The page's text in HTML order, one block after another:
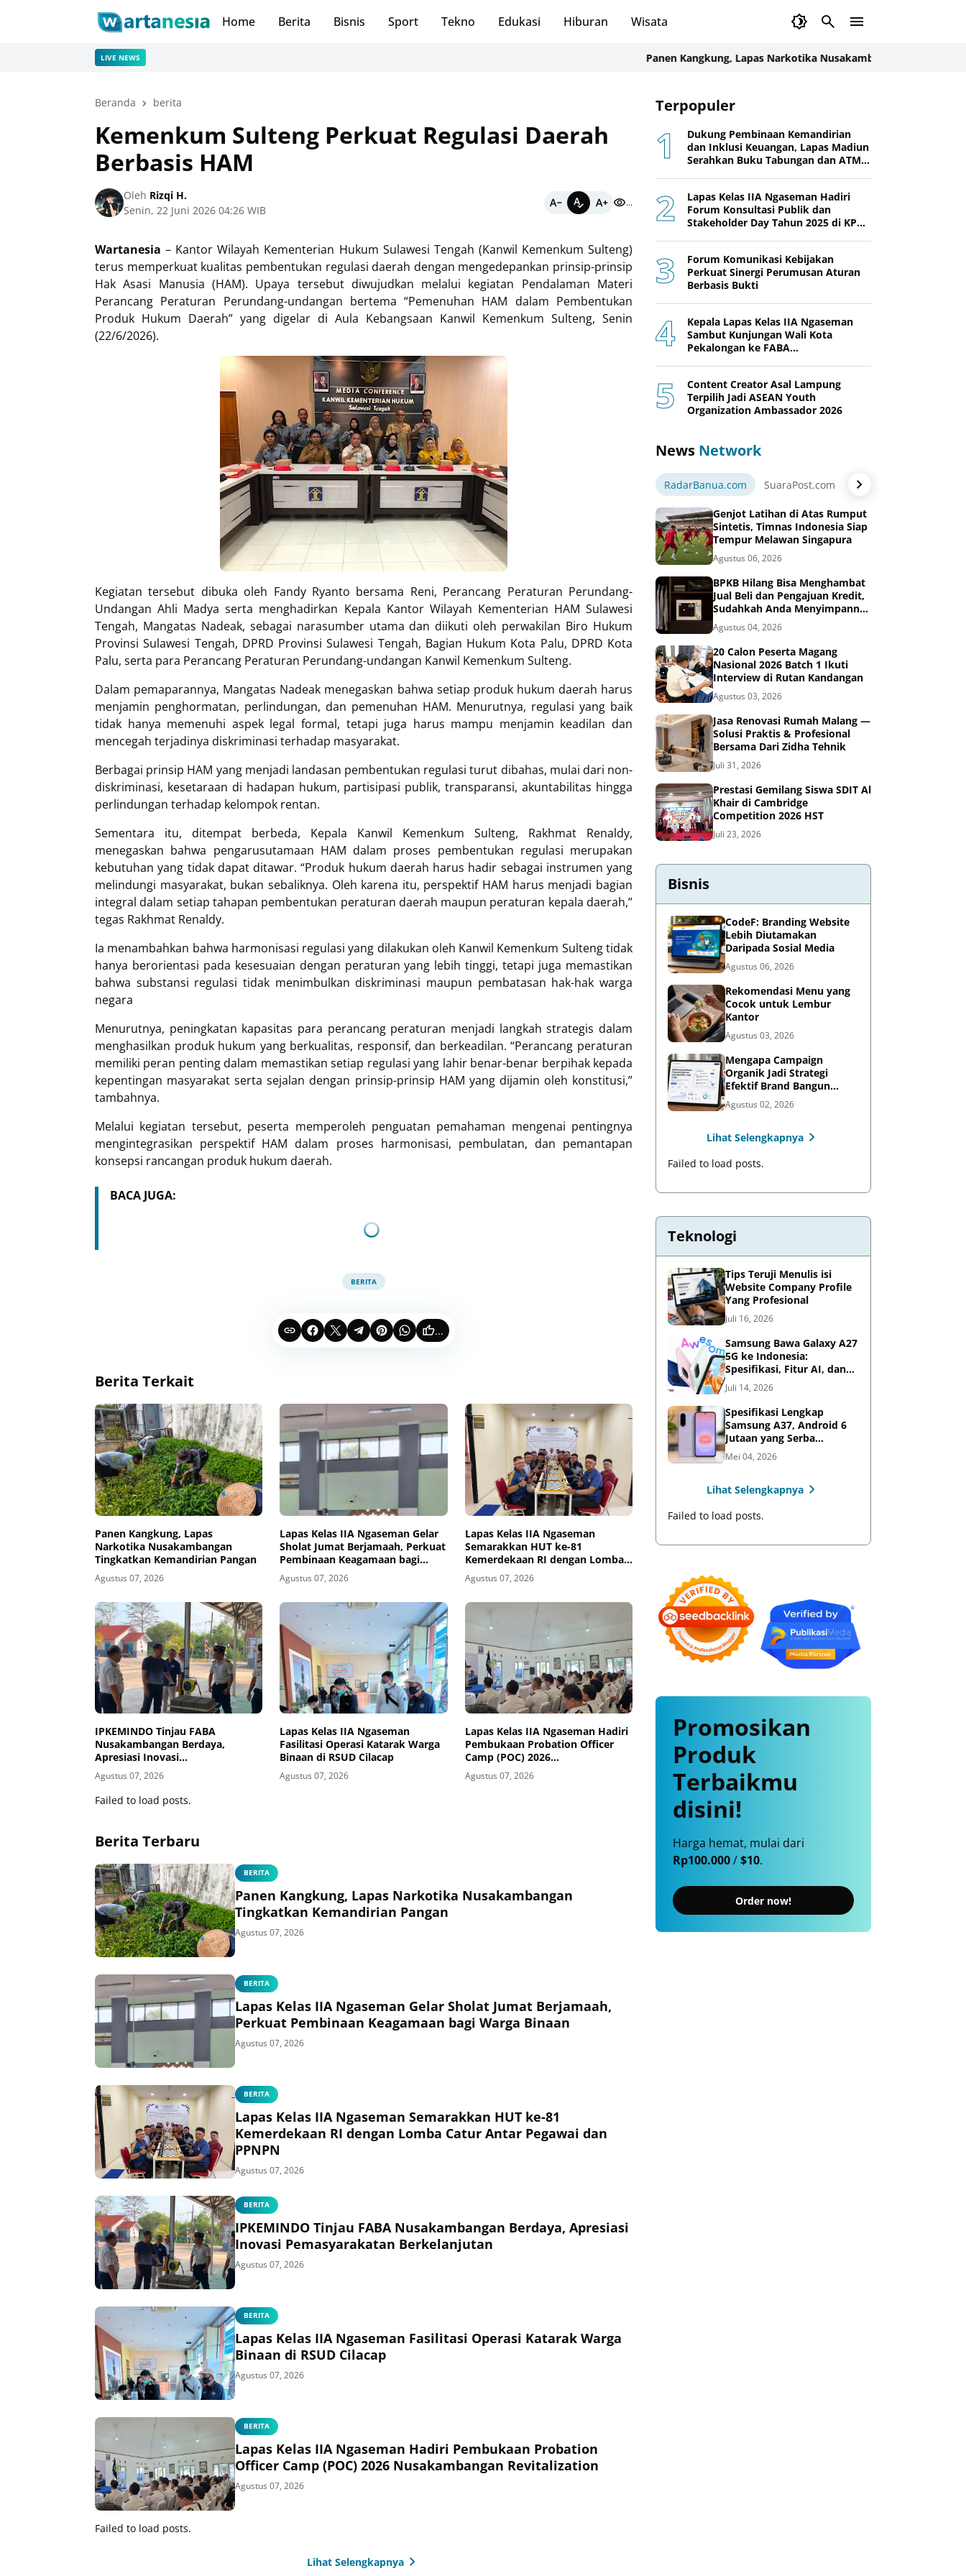
Home Berita Bisnis Sport Tekno Edukasi Hiburan Wisata
LIVE NEWS Panen Kangkung, Lapas Narkotika Nusakambangan Tingkatkan
Beranda berita
Kemenkum Sulteng Perkuat Regulasi Daerah
Berbasis HAM
Oleh Rizqi H.
Senin, 22 Juni 2026 04:26 WIB
...
Wartanesia – Kantor Wilayah Kementerian Hukum Sulawesi Tengah (Kanwil Kemenkum Sulteng)
terus memperkuat kualitas pembentukan regulasi daerah dengan mengedepankan prinsip-prinsip
Hak Asasi Manusia (HAM). Upaya tersebut diwujudkan melalui kegiatan Pendalaman Materi
Perancang Peraturan Perundang-undangan bertema “Pemenuhan HAM dalam Pembentukan
Produk Hukum Daerah” yang digelar di Aula Kebangsaan Kanwil Kemenkum Sulteng, Senin
(22/6/2026).
Kegiatan tersebut dibuka oleh Fandy Ryanto bersama Reni, Perancang Peraturan Perundang-
Undangan Ahli Madya serta menghadirkan Kepala Kantor Wilayah Kementerian HAM Sulawesi
Tengah, Mangatas Nadeak, sebagai narasumber utama dan diikuti oleh perwakilan Biro Hukum
Provinsi Sulawesi Tengah, DPRD Provinsi Sulawesi Tengah, Bagian Hukum Kota Palu, DPRD Kota
Palu, serta para Perancang Peraturan Perundang-undangan Kanwil Kemenkum Sulteng.
Dalam pemaparannya, Mangatas Nadeak menegaskan bahwa setiap produk hukum daerah harus
menjamin penghormatan, perlindungan, dan pemenuhan HAM. Menurutnya, regulasi yang baik
tidak hanya memenuhi aspek legal formal, tetapi juga harus mampu menjamin keadilan dan
mencegah terjadinya diskriminasi terhadap masyarakat.
Berbagai prinsip HAM yang menjadi landasan pembentukan regulasi turut dibahas, mulai dari non-
diskriminasi, kesetaraan di hadapan hukum, partisipasi publik, transparansi, akuntabilitas hingga
perlindungan terhadap kelompok rentan.
Sementara itu, ditempat berbeda, Kepala Kanwil Kemenkum Sulteng, Rakhmat Renaldy,
menegaskan bahwa pengarusutamaan HAM dalam proses pembentukan regulasi merupakan
kebutuhan yang tidak dapat ditawar. “Produk hukum daerah harus hadir sebagai instrumen yang
melindungi masyarakat, bukan sebaliknya. Oleh karena itu, perspektif HAM harus menjadi bagian
integral dalam setiap tahapan pembentukan peraturan daerah maupun peraturan kepala daerah,”
tegas Rakhmat Renaldy.
Ia menambahkan bahwa harmonisasi regulasi yang dilakukan oleh Kanwil Kemenkum Sulteng tidak
hanya berorientasi pada kesesuaian dengan peraturan yang lebih tinggi, tetapi juga memastikan
bahwa substansi regulasi tidak menimbulkan diskriminasi maupun pembatasan hak-hak warga
negara
Menurutnya, peningkatan kapasitas para perancang peraturan menjadi langkah strategis dalam
menghasilkan produk hukum yang berkualitas, responsif, dan berkeadilan. “Perancang peraturan
memiliki peran penting dalam memastikan setiap regulasi yang lahir benar-benar berpihak kepada
kepentingan masyarakat serta sejalan dengan prinsip-prinsip HAM yang dijamin oleh konstitusi,”
tambahnya.
Melalui kegiatan tersebut, peserta memperoleh penguatan pemahaman mengenai pentingnya
mengintegrasikan perspektif HAM dalam proses harmonisasi, pembulatan, dan pemantapan
konsepsi rancangan produk hukum daerah.
BACA JUGA:
BERITA
...
Berita Terkait
Panen Kangkung, Lapas
Narkotika Nusakambangan
Tingkatkan Kemandirian Pangan
Agustus 07, 2026
Lapas Kelas IIA Ngaseman Gelar
Sholat Jumat Berjamaah, Perkuat
Pembinaan Keagamaan bagi
Warga Binaan
Agustus 07, 2026
Lapas Kelas IIA Ngaseman
Semarakkan HUT ke-81
Kemerdekaan RI dengan Lomba
Catur Antar Pegawai dan PPNPN
Agustus 07, 2026
IPKEMINDO Tinjau FABA
Nusakambangan Berdaya,
Apresiasi Inovasi
Pemasyarakatan Berkelanjutan
Agustus 07, 2026
Lapas Kelas IIA Ngaseman
Fasilitasi Operasi Katarak Warga
Binaan di RSUD Cilacap
Agustus 07, 2026
Lapas Kelas IIA Ngaseman Hadiri
Pembukaan Probation Officer
Camp (POC) 2026
Nusakambangan Revitalization
Agustus 07, 2026
Failed to load posts.
Berita Terbaru
BERITA
Panen Kangkung, Lapas Narkotika Nusakambangan
Tingkatkan Kemandirian Pangan
Agustus 07, 2026
BERITA
Lapas Kelas IIA Ngaseman Gelar Sholat Jumat Berjamaah,
Perkuat Pembinaan Keagamaan bagi Warga Binaan
Agustus 07, 2026
BERITA
Lapas Kelas IIA Ngaseman Semarakkan HUT ke-81
Kemerdekaan RI dengan Lomba Catur Antar Pegawai dan
PPNPN
Agustus 07, 2026
BERITA
IPKEMINDO Tinjau FABA Nusakambangan Berdaya, Apresiasi
Inovasi Pemasyarakatan Berkelanjutan
Agustus 07, 2026
BERITA
Lapas Kelas IIA Ngaseman Fasilitasi Operasi Katarak Warga
Binaan di RSUD Cilacap
Agustus 07, 2026
BERITA
Lapas Kelas IIA Ngaseman Hadiri Pembukaan Probation
Officer Camp (POC) 2026 Nusakambangan Revitalization
Agustus 07, 2026
Failed to load posts.
Lihat Selengkapnya
Terpopuler
Dukung Pembinaan Kemandirian
dan Inklusi Keuangan, Lapas Madiun
Serahkan Buku Tabungan dan ATM
Lapas Kelas IIA Ngaseman Hadiri
Forum Konsultasi Publik dan
Stakeholder Day Tahun 2025 di KPPN
Forum Komunikasi Kebijakan
Perkuat Sinergi Perumusan Aturan
Berbasis Bukti
Kepala Lapas Kelas IIA Ngaseman
Sambut Kunjungan Wali Kota
Pekalongan ke FABA
Content Creator Asal Lampung
Terpilih Jadi ASEAN Youth
Organization Ambassador 2026
News Network
RadarBanua.com SuaraPost.com NarasiNews.com
Genjot Latihan di Atas Rumput
Sintetis, Timnas Indonesia Siap
Tempur Melawan Singapura
Agustus 06, 2026
BPKB Hilang Bisa Menghambat
Jual Beli dan Pengajuan Kredit,
Sudahkah Anda Menyimpannya
di Brankas BPKB?
Agustus 04, 2026
20 Calon Peserta Magang
Nasional 2026 Batch 1 Ikuti
Interview di Rutan Kandangan
Agustus 03, 2026
Jasa Renovasi Rumah Malang —
Solusi Praktis & Profesional
Bersama Dari Zidha Tehnik
Juli 31, 2026
Prestasi Gemilang Siswa SDIT Al
Khair di Cambridge
Competition 2026 HST
Juli 23, 2026
Bisnis
CodeF: Branding Website
Lebih Diutamakan
Daripada Sosial Media
Agustus 06, 2026
Rekomendasi Menu yang
Cocok untuk Lembur
Kantor
Agustus 03, 2026
Mengapa Campaign
Organik Jadi Strategi
Efektif Brand Bangun
Awareness di Media Sosial
Agustus 02, 2026
Lihat Selengkapnya
Failed to load posts.
Teknologi
Tips Teruji Menulis isi
Website Company Profile
Yang Profesional
Juli 16, 2026
Samsung Bawa Galaxy A27
5G ke Indonesia:
Spesifikasi, Fitur AI, dan
Harga Resmi
Juli 14, 2026
Spesifikasi Lengkap
Samsung A37, Android 6
Jutaan yang Serba
Lengkap
Mei 04, 2026
Lihat Selengkapnya
Failed to load posts.
Promosikan
Produk
Terbaikmu
disini!
Harga hemat, mulai dari
Rp100.000/$10.
Order now!